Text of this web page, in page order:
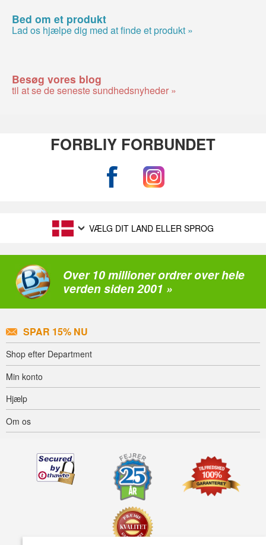
Bed om et produkt
Lad os hjælpe dig med at finde et produkt »
Besøg vores blog
til at se de seneste sundhedsnyheder »
FORBLIY FORBUNDET
VÆLG DIT LAND ELLER SPROG
Over 10 millioner ordrer over hele
verden siden 2001 »
SPAR 15% NU
Shop efter Department
Min konto
Hjælp
Om os